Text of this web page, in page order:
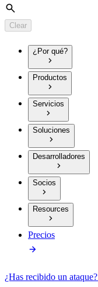
Search
Clear
¿Por qué?
Productos
Servicios
Soluciones
Desarrolladores
Socios
Resources
Precios
¿Has recibido un ataque?